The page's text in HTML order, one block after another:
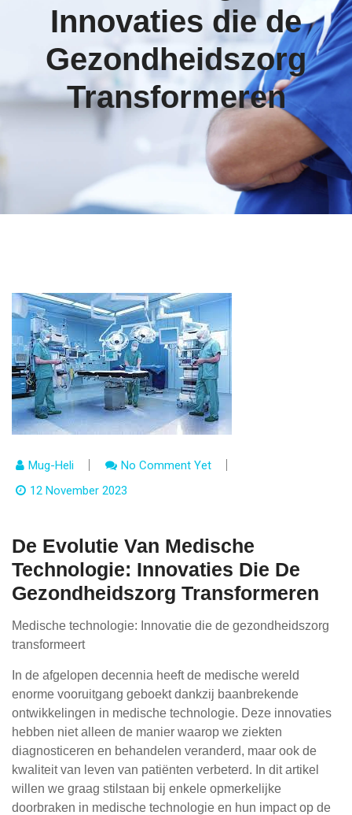
Innovaties die de
Gezondheidszorg
Transformeren
Mug-Heli
No Comment Yet
12 November 2023
De Evolutie Van Medische
Technologie: Innovaties Die De
Gezondheidszorg Transformeren
Medische technologie: Innovatie die de gezondheidszorg
transformeert
In de afgelopen decennia heeft de medische wereld
enorme vooruitgang geboekt dankzij baanbrekende
ontwikkelingen in medische technologie. Deze innovaties
hebben niet alleen de manier waarop we ziekten
diagnosticeren en behandelen veranderd, maar ook de
kwaliteit van leven van patiënten verbeterd. In dit artikel
willen we graag stilstaan bij enkele opmerkelijke
doorbraken in medische technologie en hun impact op de